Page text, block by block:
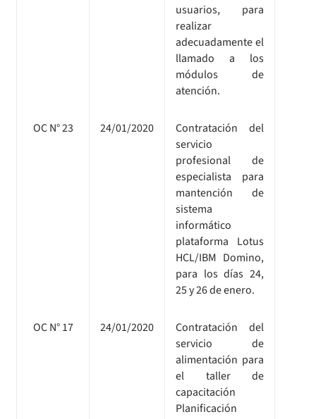
usuarios, para
realizar
adecuadamente el
llamado a los
módulos de
atención.
OC N° 23 24/01/2020
Contratación del
servicio
profesional de
especialista para
mantención de
sistema
informático
plataforma Lotus
HCL/IBM Domino,
para los días 24,
25 y 26 de enero.
OC N° 17 24/01/2020
Contratación del
servicio de
alimentación para
el taller de
capacitación
Planificación